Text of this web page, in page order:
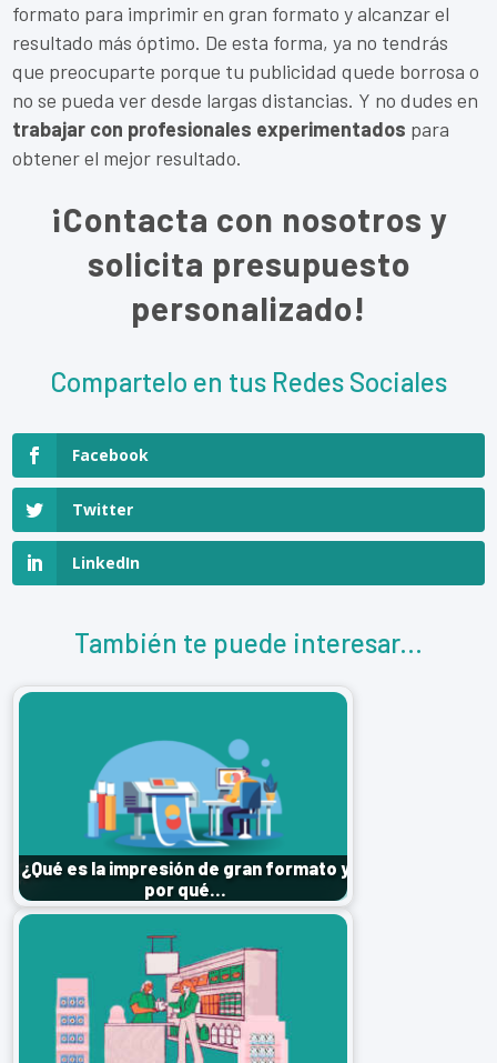
formato para imprimir en gran formato y alcanzar el
resultado más óptimo. De esta forma, ya no tendrás
que preocuparte porque tu publicidad quede borrosa o
no se pueda ver desde largas distancias. Y no dudes en
trabajar con profesionales experimentados para
obtener el mejor resultado.
¡Contacta con nosotros y
solicita presupuesto
personalizado!
Compartelo en tus Redes Sociales
Facebook
Twitter
LinkedIn
También te puede interesar...
¿Qué es la impresión de gran formato y
por qué…